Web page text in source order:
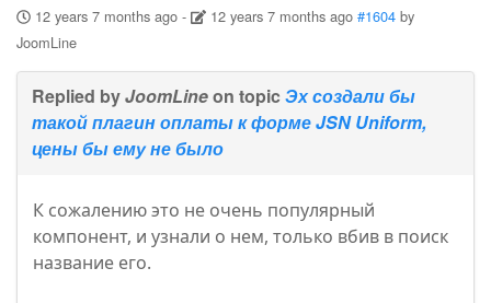
12 years 7 months ago- 12 years 7 months ago #1604 by
JoomLine
Replied byJoomLineon topic Эх создали бы
такой плагин оплаты к форме JSN Uniform,
цены бы ему не было
К сожалению это не очень популярный
компонент, и узнали о нем, только вбив в поиск
название его.